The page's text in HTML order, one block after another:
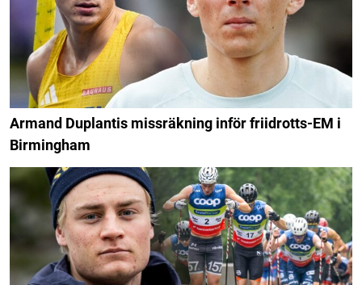
Armand Duplantis missräkning inför friidrotts-EM i
Birmingham